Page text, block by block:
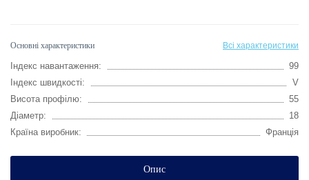
Основні характеристики Всі характеристики
Індекс навантаження:
99
Індекс швидкості:
V
Висота профілю:
55
Діаметр:
18
Країна виробник:
Франція
Опис